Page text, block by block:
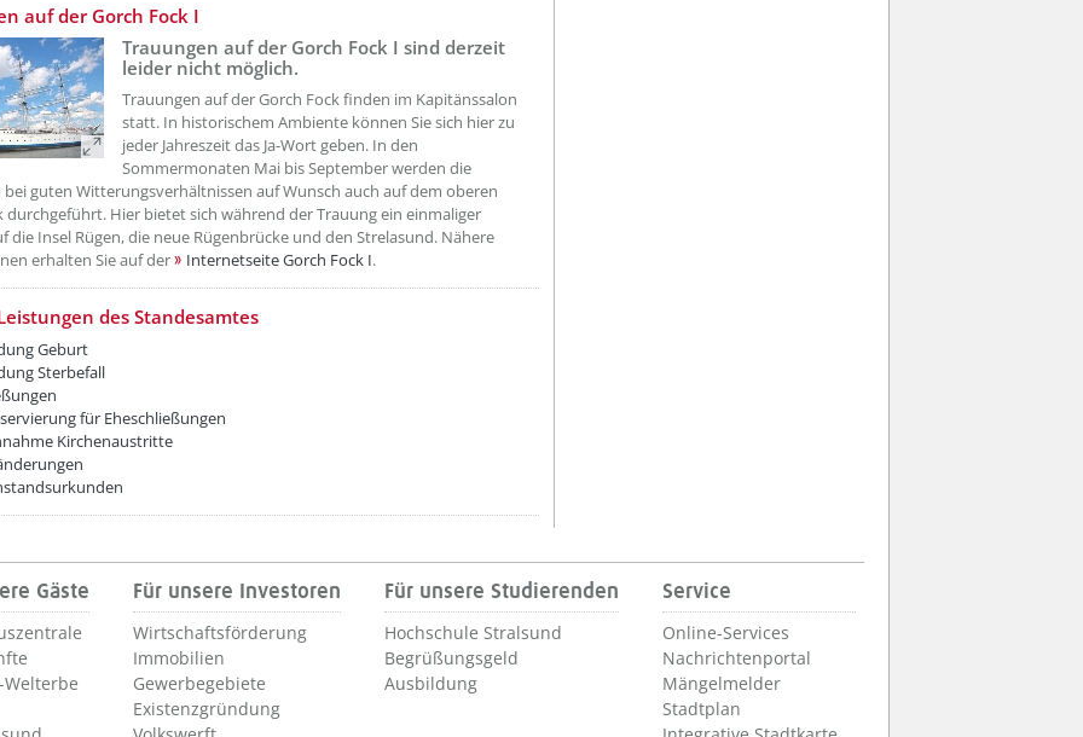
titel ???
auf der Gorch Fock I
Trauungen auf der Gorch Fock I sind derzeit
leider nicht möglich.
Trauungen auf der Gorch Fock finden im Kapitänssalon
statt. In historischem Ambiente können Sie sich hier zu
jeder Jahreszeit das Ja-Wort geben. In den
Sommermonaten Mai bis September werden die
bei guten Witterungsverhältnissen auf Wunsch auch auf dem oberen
durchgeführt. Hier bietet sich während der Trauung ein einmaliger
die Insel Rügen, die neue Rügenbrücke und den Strelasund. Nähere
erhalten Sie auf der
Internetseite Gorch Fock I.
titel ???
des Standesamtes
Geburt
Sterbefall
für Eheschließungen
Kirchenaustritte
Gäste
Welterbe
Für unsere Investoren
Wirtschaftsförderung
Immobilien
Gewerbegebiete
Existenzgründung
Für unsere Studierenden
Hochschule Stralsund
Begrüßungsgeld
Ausbildung
Service
Online-Services
Nachrichtenportal
Mängelmelder
Stadtplan